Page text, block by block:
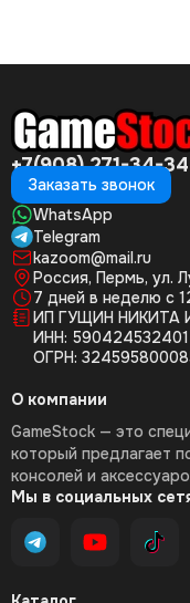
+7(908) 271-34-34
Заказать звонок
WhatsApp
Telegram
kazoom@mail.ru
Россия, Пермь, ул.
7 дней в неделю с
ИП ГУЩИН НИКИТА
ИНН: 590424532401
ОГРН:
О компании
GameStock — это
который предлагает
консолей и
Мы в социальных